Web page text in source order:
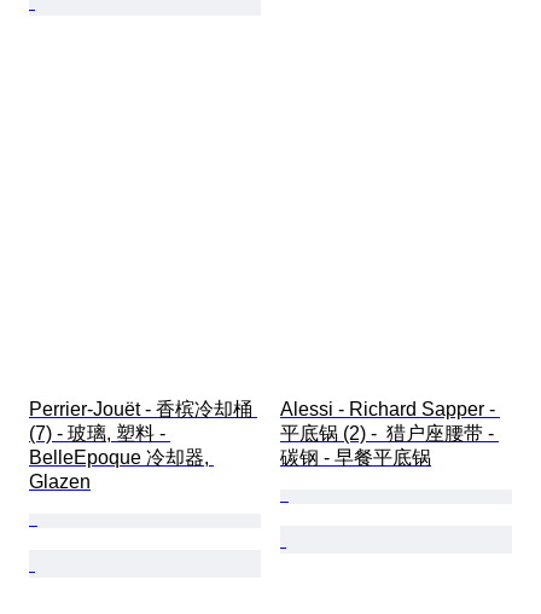
Perrier-Jouët - 香槟冷却桶
(7) - 玻璃, 塑料 -
BelleEpoque 冷却器,
Glazen
Alessi - Richard Sapper -
平底锅 (2) -  猎户座腰带 -
碳钢 - 早餐平底锅